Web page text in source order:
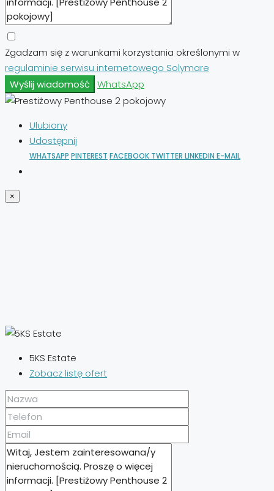
Zgadzam się z warunkami korzystania określonymi w
regulaminie serwisu internetowego Solymare
Wyślij wiadomość WhatsApp
Ulubiony
Udostępnij
WHATSAPP PINTEREST FACEBOOK TWITTER LINKEDIN E-MAIL
×
5KS Estate
Zobacz listę ofert